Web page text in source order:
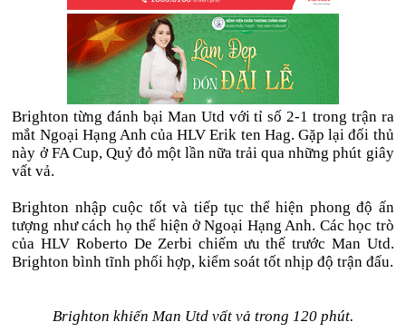
Brighton từng đánh bại Man Utd với tỉ số 2-1 trong trận ra
mắt Ngoại Hạng Anh của HLV Erik ten Hag. Gặp lại đối thủ
này ở FA Cup, Quỷ đỏ một lần nữa trải qua những phút giây
vất vả.
Brighton nhập cuộc tốt và tiếp tục thể hiện phong độ ấn
tượng như cách họ thể hiện ở Ngoại Hạng Anh. Các học trò
của HLV Roberto De Zerbi chiếm ưu thế trước Man Utd.
Brighton bình tĩnh phối hợp, kiểm soát tốt nhịp độ trận đấu.
Brighton khiến Man Utd vất vả trong 120 phút.